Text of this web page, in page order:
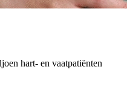
hart- en vaatpatiënten